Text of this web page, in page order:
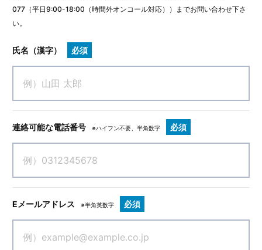
077 （平日9:00-18:00（時間外オンコール対応））までお問い合わせ下さ
い。
氏名（漢字） 必須
連絡可能な電話番号 ※ハイフン不要、半角数字 必須
Eメールアドレス ※半角英数字 必須